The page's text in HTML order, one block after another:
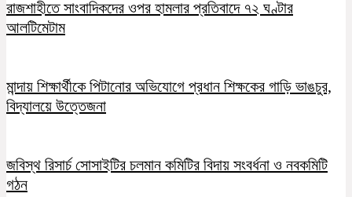
রাজশাহীতে সাংবাদিকদের ওপর হামলার প্রতিবাদে ৭২ ঘণ্টার
আলটিমেটাম
মান্দায় শিক্ষার্থীকে পিটানোর অভিযোগে প্রধান শিক্ষকের গাড়ি ভাঙচুর,
বিদ্যালয়ে উত্তেজনা
জবিস্থ রিসার্চ সোসাইটির চলমান কমিটির বিদায় সংবর্ধনা ও নবকমিটি
গঠন